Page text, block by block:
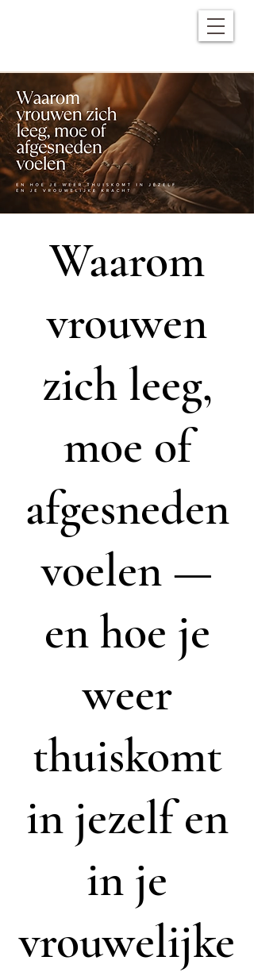
Waarom
vrouwen
zich leeg,
moe of
afgesneden
voelen —
en hoe je
weer
thuiskomt
in jezelf en
in je
vrouwelijke